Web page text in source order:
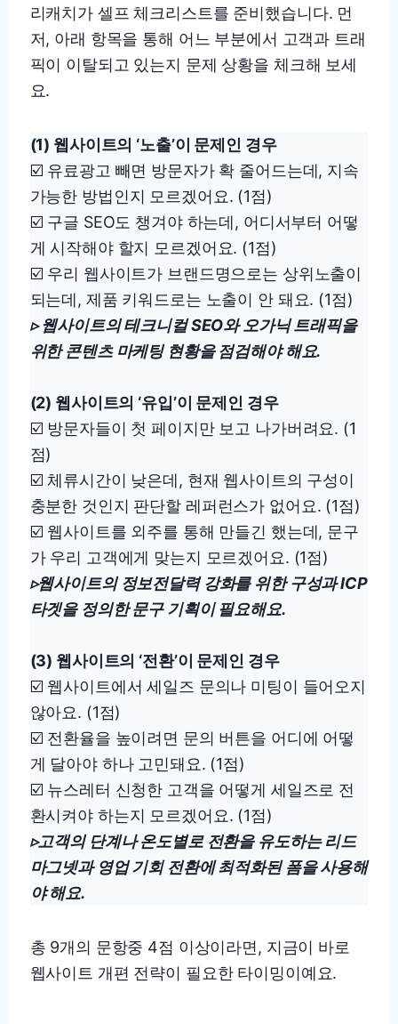
리캐치가 셀프 체크리스트를 준비했습니다. 먼
저, 아래 항목을 통해 어느 부분에서 고객과 트래
픽이 이탈되고 있는지 문제 상황을 체크해 보세
요.
(1) 웹사이트의 ‘노출’이 문제인 경우
☑️ 유료광고 빼면 방문자가 확 줄어드는데, 지속
가능한 방법인지 모르겠어요. (1점)
☑️ 구글 SEO도 챙겨야 하는데, 어디서부터 어떻
게 시작해야 할지 모르겠어요. (1점)
☑️ 우리 웹사이트가 브랜드명으로는 상위노출이
되는데, 제품 키워드로는 노출이 안 돼요. (1점)
▹ 웹사이트의 테크니컬 SEO와 오가닉 트래픽을
위한 콘텐츠 마케팅 현황을 점검해야 해요.
(2) 웹사이트의 ‘유입’이 문제인 경우
☑️ 방문자들이 첫 페이지만 보고 나가버려요. (1
점)
☑️ 체류시간이 낮은데, 현재 웹사이트의 구성이
충분한 것인지 판단할 레퍼런스가 없어요. (1점)
☑️ 웹사이트를 외주를 통해 만들긴 했는데, 문구
가 우리 고객에게 맞는지 모르겠어요. (1점)
▹웹사이트의 정보전달력 강화를 위한 구성과 ICP
타겟을 정의한 문구 기획이 필요해요.
(3) 웹사이트의 ‘전환’이 문제인 경우
☑️ 웹사이트에서 세일즈 문의나 미팅이 들어오지
않아요. (1점)
☑️ 전환율을 높이려면 문의 버튼을 어디에 어떻
게 달아야 하나 고민돼요. (1점)
☑️ 뉴스레터 신청한 고객을 어떻게 세일즈로 전
환시켜야 하는지 모르겠어요. (1점)
▹고객의 단계나 온도별로 전환을 유도하는 리드
마그넷과 영업 기회 전환에 최적화된 폼을 사용해
야 해요.
총 9개의 문항중 4점 이상이라면, 지금이 바로
웹사이트 개편 전략이 필요한 타이밍이예요.